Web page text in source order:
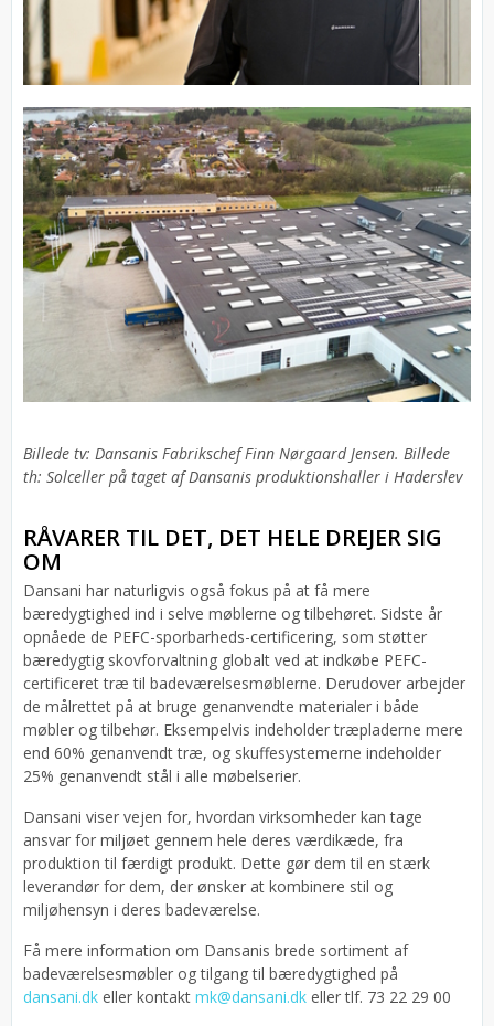
Billede tv: Dansanis Fabrikschef Finn Nørgaard Jensen. Billede
th: Solceller på taget af Dansanis produktionshaller i Haderslev
RÅVARER TIL DET, DET HELE DREJER SIG
OM
Dansani har naturligvis også fokus på at få mere
bæredygtighed ind i selve møblerne og tilbehøret. Sidste år
opnåede de PEFC-sporbarheds-certificering, som støtter
bæredygtig skovforvaltning globalt ved at indkøbe PEFC-
certificeret træ til badeværelsesmøblerne. Derudover arbejder
de målrettet på at bruge genanvendte materialer i både
møbler og tilbehør. Eksempelvis indeholder træpladerne mere
end 60% genanvendt træ, og skuffesystemerne indeholder
25% genanvendt stål i alle møbelserier.
Dansani viser vejen for, hvordan virksomheder kan tage
ansvar for miljøet gennem hele deres værdikæde, fra
produktion til færdigt produkt. Dette gør dem til en stærk
leverandør for dem, der ønsker at kombinere stil og
miljøhensyn i deres badeværelse.
Få mere information om Dansanis brede sortiment af
badeværelsesmøbler og tilgang til bæredygtighed på
dansani.dk eller kontakt mk@dansani.dk eller tlf. 73 22 29 00